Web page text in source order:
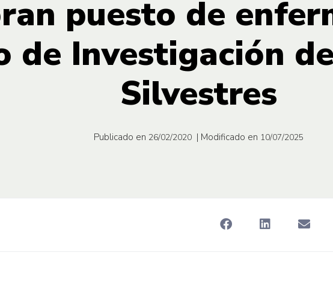
puesto de
de Investigación
Silvestres
Publicado en 26/02/2020 | Modificado en 10/07/2025